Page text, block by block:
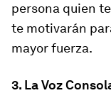
persona quien
te motivarán
mayor fuerza.
3. La Voz